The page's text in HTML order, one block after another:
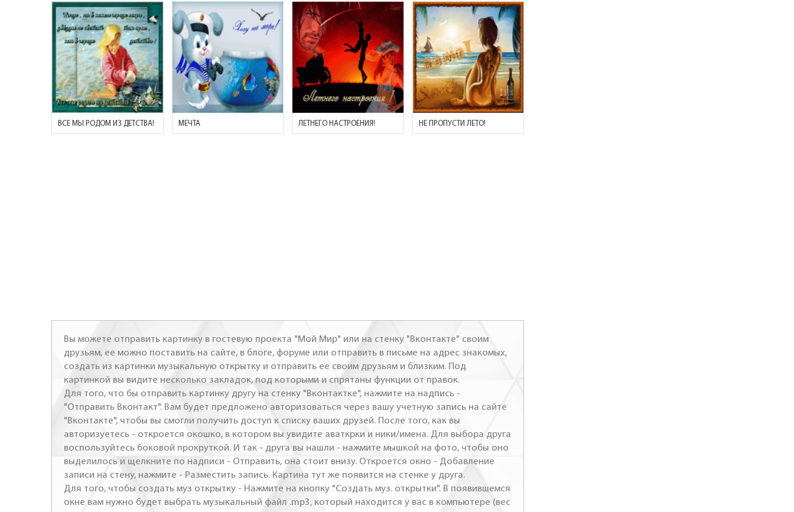
ВСЕ МЫ РОДОМ ИЗ ДЕТСТВА! МЕЧТА ЛЕТНЕГО НАСТРОЕНИЯ! НЕ ПРОПУСТИ ЛЕТО!
Вы можете отправить картинку в гостевую проекта "Мой Мир" или на стенку "Вконтакте" своим
друзьям, ее можно поставить на сайте, в блоге, форуме или отправить в письме на адрес знакомых,
создать из картинки музыкальную открытку и отправить ее своим друзьям и близким. Под
картинкой вы видите несколько закладок, под которыми и спрятаны функции от правок.
Для того, что бы отправить картинку другу на стенку "Вконтактке", нажмите на надпись -
"Отправить Вконтакт". Вам будет предложено авторизоваться через вашу учетную запись на сайте
"Вконтакте", чтобы вы смогли получить доступ к списку ваших друзей. После того, как вы
авторизуетесь - откроется окошко, в котором вы увидите аваткрки и ники/имена. Для выбора друга
воспользуйтесь боковой прокруткой. И так - друга вы нашли - нажмите мышкой на фото, чтобы оно
выделилось и щелкните по надписи - Отправить, она стоит внизу. Откроется окно - Добавление
записи на стену, нажмите - Разместить запись. Картина тут же появится на стенке у друга.
Для того, чтобы создать муз открытку - Нажмите на кнопку "Создать муз. открытки". В появившемся
окне вам нужно будет выбрать музыкальный файл .mp3, который находится у вас в компьютере (вес